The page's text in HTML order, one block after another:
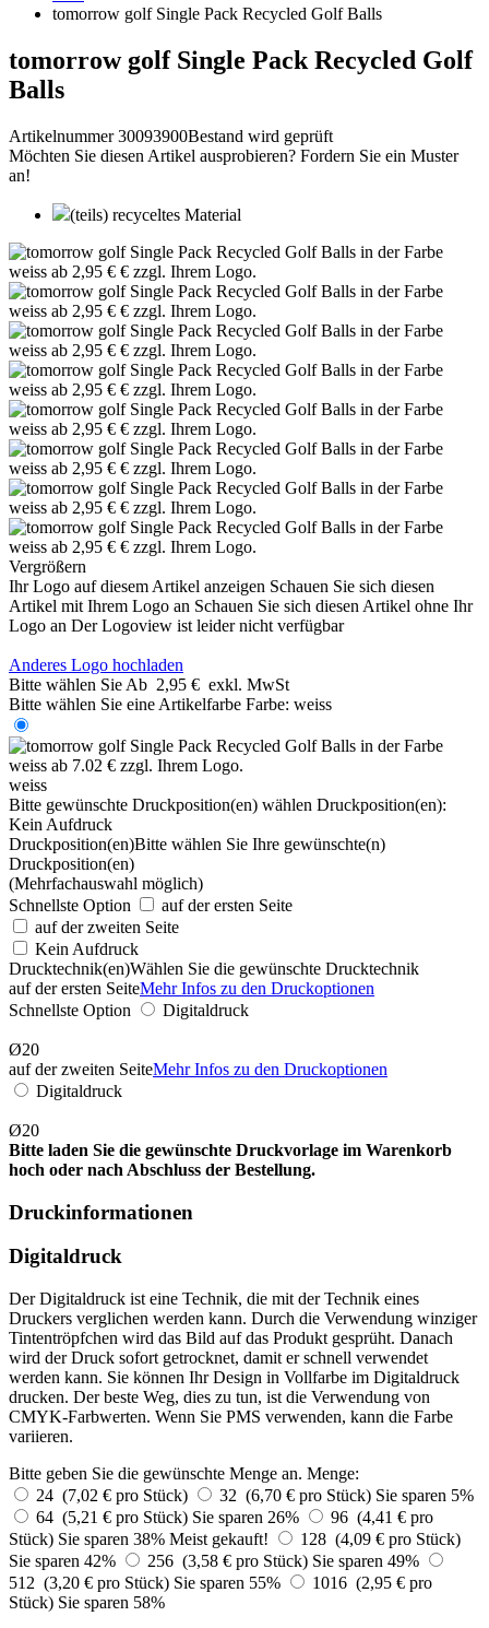
tomorrow golf Single Pack Recycled Golf Balls
tomorrow golf Single Pack Recycled Golf
Balls
Artikelnummer 30093900Bestand wird geprüft
Möchten Sie diesen Artikel ausprobieren? Fordern Sie ein Muster
an!
(teils) recyceltes Material
Vergrößern
Ihr Logo auf diesem Artikel anzeigen Schauen Sie sich diesen
Artikel mit Ihrem Logo an Schauen Sie sich diesen Artikel ohne Ihr
Logo an Der Logoview ist leider nicht verfügbar
Anderes Logo hochladen
Bitte wählen Sie Ab 2,95 € exkl. MwSt
Bitte wählen Sie eine Artikelfarbe Farbe: weiss
weiss
Bitte gewünschte Druckposition(en) wählen Druckposition(en):
Kein Aufdruck
Druckposition(en)Bitte wählen Sie Ihre gewünschte(n)
Druckposition(en)
(Mehrfachauswahl möglich)
Schnellste Option
auf der ersten Seite
auf der zweiten Seite
Kein Aufdruck
Drucktechnik(en)Wählen Sie die gewünschte Drucktechnik
auf der ersten SeiteMehr Infos zu den Druckoptionen
Schnellste Option
Digitaldruck
Ø20
auf der zweiten SeiteMehr Infos zu den Druckoptionen
Digitaldruck
Ø20
Bitte laden Sie die gewünschte Druckvorlage im Warenkorb
hoch oder nach Abschluss der Bestellung.
Druckinformationen
Digitaldruck
Der Digitaldruck ist eine Technik, die mit der Technik eines
Druckers verglichen werden kann. Durch die Verwendung winziger
Tintentröpfchen wird das Bild auf das Produkt gesprüht. Danach
wird der Druck sofort getrocknet, damit er schnell verwendet
werden kann. Sie können Ihr Design in Vollfarbe im Digitaldruck
drucken. Der beste Weg, dies zu tun, ist die Verwendung von
CMYK-Farbwerten. Wenn Sie PMS verwenden, kann die Farbe
variieren.
Bitte geben Sie die gewünschte Menge an. Menge:
24 (7,02 € pro Stück)
32 (6,70 € pro Stück) Sie sparen 5%
64 (5,21 € pro Stück) Sie sparen 26%
96 (4,41 € pro
Stück) Sie sparen 38% Meist gekauft!
128 (4,09 € pro Stück)
Sie sparen 42%
256 (3,58 € pro Stück) Sie sparen 49%
512 (3,20 € pro Stück) Sie sparen 55%
1016 (2,95 € pro
Stück) Sie sparen 58%